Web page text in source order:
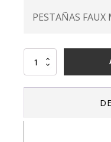
was:
is:
PESTAÑAS FAUX
FAUX